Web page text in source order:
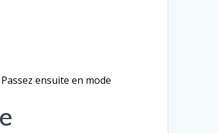
ensuite en mode